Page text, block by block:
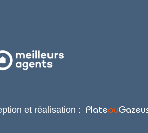
et réalisation : Plateou